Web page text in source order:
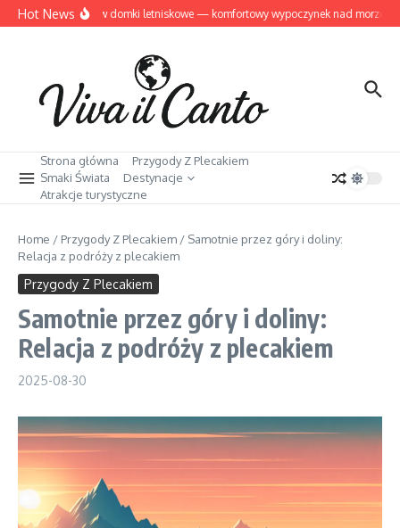
Przejdź do treści
Hot NewsDziwnów domki letniskowe — komfortowy wypoczynek nad morzem
Strona główna
Przygody Z Plecakiem
Smaki Świata
Destynacje
Atrakcje turystyczne
Home / Przygody Z Plecakiem / Samotnie przez góry i doliny:
Relacja z podróży z plecakiem
Przygody Z Plecakiem
Samotnie przez góry i doliny:
Relacja z podróży z plecakiem
2025-08-30